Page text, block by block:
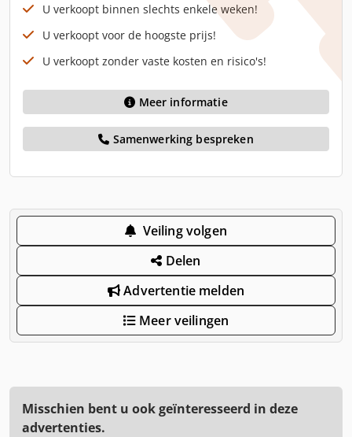
U verkoopt binnen slechts enkele weken!
U verkoopt voor de hoogste prijs!
U verkoopt zonder vaste kosten en risico's!
Meer informatie
Samenwerking bespreken
Veiling volgen
Delen
Advertentie melden
Meer veilingen
Misschien bent u ook geïnteresseerd in deze
advertenties.